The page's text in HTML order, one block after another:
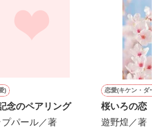
)
念のペアリング
プパール／著
恋愛(キケン・ダーク)
桜いろの恋
遊野煌／著